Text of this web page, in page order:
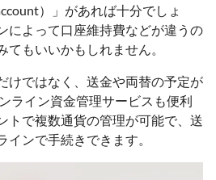
）」があれば十分でしょ
によって口座維持費などが違うの
もいいかもしれません。
けではなく、送金や両替の予定が
ライン資金管理サービスも便利
トで複数通貨の管理が可能で、送
ンで手続きできます。